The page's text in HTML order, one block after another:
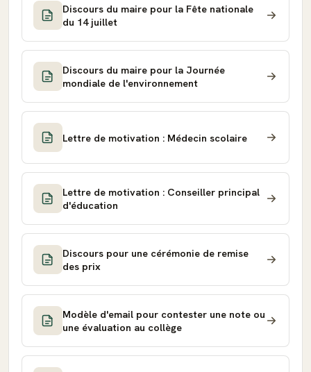
Discours du maire pour la Fête nationale
du 14 juillet
Discours du maire pour la Journée
mondiale de l'environnement
Lettre de motivation : Médecin scolaire
Lettre de motivation : Conseiller principal
d'éducation
Discours pour une cérémonie de remise
des prix
Modèle d'email pour contester une note ou
une évaluation au collège